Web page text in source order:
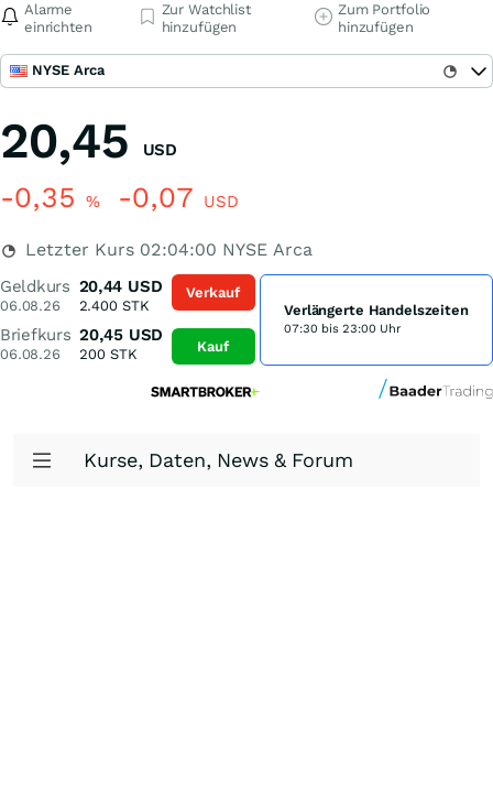
Alarme
einrichten
Zur Watchlist
hinzufügen
Zum Portfolio
hinzufügen
NYSE Arca
20,45 USD
-0,35 % -0,07 USD
Letzter Kurs 02:04:00 NYSE Arca
Geldkurs
06.08.26
20,44 USD
2.400STK
Briefkurs
06.08.26
20,45 USD
200STK
Verkauf
Kauf
Verlängerte Handelszeiten
07:30 bis 23:00 Uhr
Kurse, Daten, News & Forum